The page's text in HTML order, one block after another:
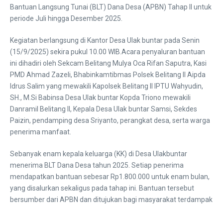
Bantuan Langsung Tunai (BLT) Dana Desa (APBN) Tahap II untuk
periode Juli hingga Desember 2025.
Kegiatan berlangsung di Kantor Desa Ulak buntar pada Senin
(15/9/2025) sekira pukul 10.00 WIB.Acara penyaluran bantuan
ini dihadiri oleh Sekcam Belitang Mulya Oca Rifan Saputra, Kasi
PMD Ahmad Zazeli, Bhabinkamtibmas Polsek Belitang II Aipda
Idrus Salim yang mewakili Kapolsek Belitang II IPTU Wahyudin,
SH., M.Si Babinsa Desa Ulak buntar Kopda Triono mewakili
Danramil Belitang II, Kepala Desa Ulak buntar Samsi, Sekdes
Paizin, pendamping desa Sriyanto, perangkat desa, serta warga
penerima manfaat.
Sebanyak enam kepala keluarga (KK) di Desa Ulakbuntar
menerima BLT Dana Desa tahun 2025. Setiap penerima
mendapatkan bantuan sebesar Rp1.800.000 untuk enam bulan,
yang disalurkan sekaligus pada tahap ini. Bantuan tersebut
bersumber dari APBN dan ditujukan bagi masyarakat terdampak